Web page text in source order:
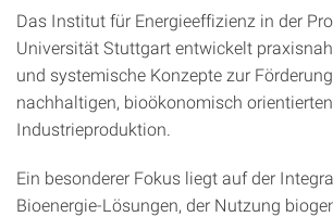
Das Institut für Energieeffizienz in der
Universität Stuttgart entwickelt
und systemische Konzepte zur
nachhaltigen, bioökonomisch orientierten
Industrieproduktion.
Ein besonderer Fokus liegt auf der
Bioenergie-Lösungen, der Nutzung